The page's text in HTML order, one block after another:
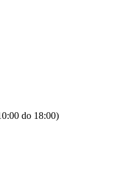
do 18:00)